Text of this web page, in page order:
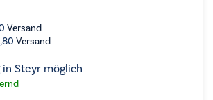
Versand
Versand
Steyr möglich